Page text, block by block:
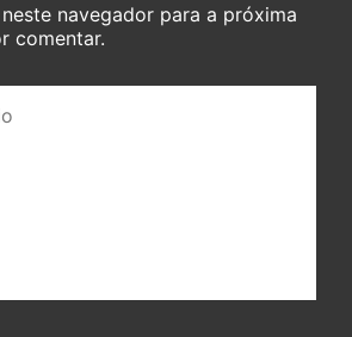
navegador para a próxima
comentar.